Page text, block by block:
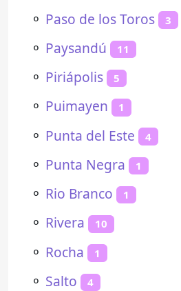
⚬ Paso de los Toros 3
⚬ Paysandú 11
⚬ Piriápolis 5
⚬ Puimayen 1
⚬ Punta del Este 4
⚬ Punta Negra 1
⚬ Rio Branco 1
⚬ Rivera 10
⚬ Rocha 1
⚬ Salto 4